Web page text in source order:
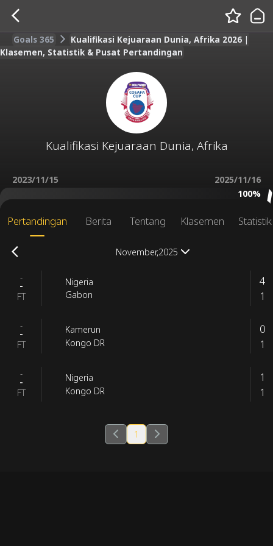
Goals 365
Kualifikasi Kejuaraan Dunia, Afrika 2026 |
Klasemen, Statistik & Pusat Pertandingan
Kualifikasi Kejuaraan Dunia, Afrika
2023/11/15
2025/11/16
100%
Pertandingan Berita Tentang Klasemen
November,2025
-
-
FT
Nigeria
Gabon
4
1
-
-
FT
Kamerun
Kongo DR
0
1
-
-
FT
Nigeria
Kongo DR
1
1
1